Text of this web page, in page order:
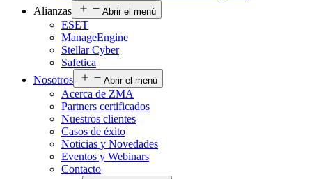
Alianzas
Abrir el menú
ESET
ManageEngine
Stellar Cyber
Safetica
Nosotros
Abrir el menú
Acerca de ZMA
Partners certificados
Nuestros clientes
Casos de éxito
Noticias y Novedades
Eventos y Webinars
Contacto